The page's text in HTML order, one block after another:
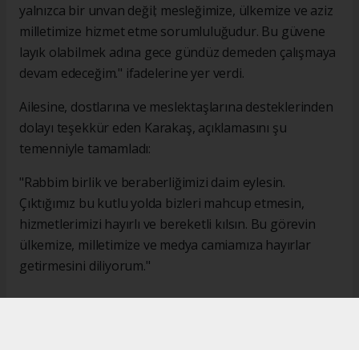
yalnızca bir unvan değil; mesleğimize, ülkemize ve aziz
milletimize hizmet etme sorumluluğudur. Bu güvene
layık olabilmek adına gece gündüz demeden çalışmaya
devam edeceğim." ifadelerine yer verdi.
Ailesine, dostlarına ve meslektaşlarına desteklerinden
dolayı teşekkür eden Karakaş, açıklamasını şu
temenniyle tamamladı:
"Rabbim birlik ve beraberliğimizi daim eylesin.
Çıktığımız bu kutlu yolda bizleri mahcup etmesin,
hizmetlerimizi hayırlı ve bereketli kılsın. Bu görevin
ülkemize, milletimize ve medya camiamıza hayırlar
getirmesini diliyorum."